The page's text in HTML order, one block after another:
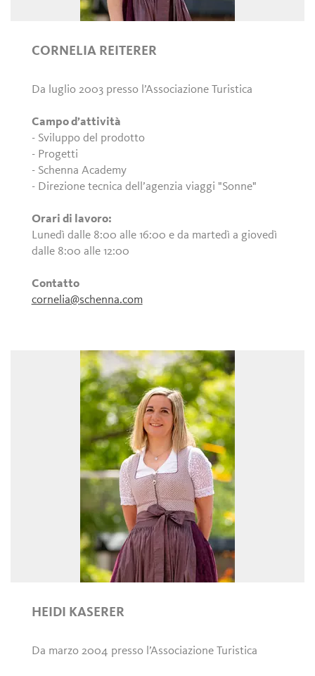
CORNELIA REITERER
Da luglio 2003 presso l’Associazione Turistica
Campo d’attività
- Sviluppo del prodotto
- Progetti
- Schenna Academy
- Direzione tecnica dell’agenzia viaggi "Sonne"
Orari di lavoro:
Lunedì dalle 8:00 alle 16:00 e da martedì a giovedì
dalle 8:00 alle 12:00
Contatto
cornelia@schenna.com
HEIDI KASERER
Da marzo 2004 presso l’Associazione Turistica